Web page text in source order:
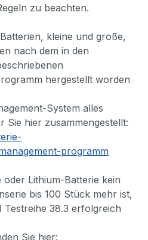
zu beachten.
kleine und große,
nach dem in den
hergestellt worden
System alles
Sie hier zusammengestellt:
programm
Lithium-Batterie kein
bis 100 Stück mehr ist,
Testreihe 38.3 erfolgreich
Sie hier: